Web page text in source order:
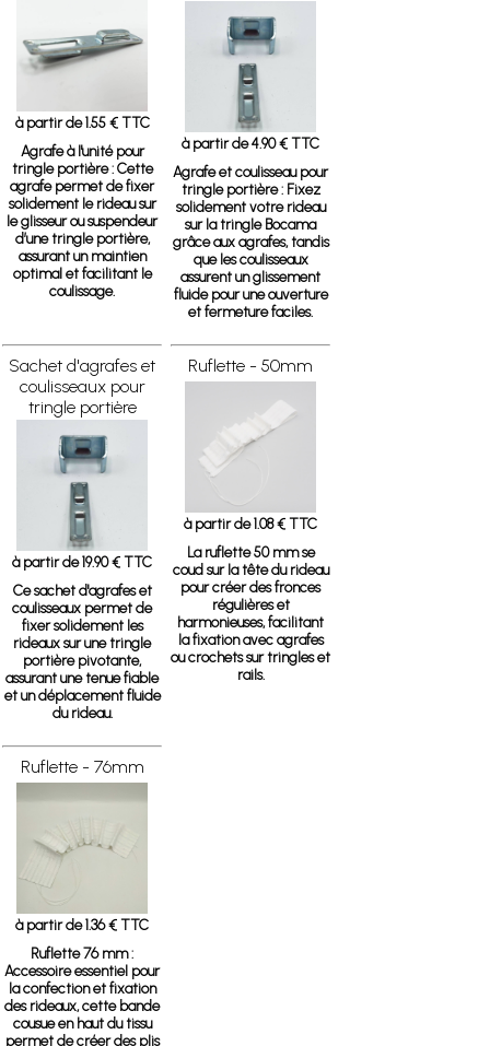
à partir de 1.55 € TTC
Agrafe à l'unité pour
tringle portière :Cette
agrafe permet de fixer
solidement le rideau sur
le glisseur ou suspendeur
d’une tringle portière,
assurant un maintien
optimal et facilitant le
coulissage.
à partir de 4.90 € TTC
Agrafe et coulisseau pour
tringle portière :Fixez
solidement votre rideau
sur la tringle Bocama
grâce aux agrafes, tandis
que les coulisseaux
assurent un glissement
fluide pour une ouverture
et fermeture faciles.
Sachet d'agrafes et
coulisseaux pour
tringle portière
à partir de 19.90 € TTC
Ce sachet d'agrafes et
coulisseaux permet de
fixer solidement les
rideaux sur une tringle
portière pivotante,
assurant une tenue fiable
et un déplacement fluide
du rideau.
Ruflette - 50mm
à partir de 1.08 € TTC
La ruflette 50 mm se
coud sur la tête du rideau
pour créer des fronces
régulières et
harmonieuses, facilitant
la fixation avec agrafes
ou crochets sur tringles et
rails.
Ruflette - 76mm
à partir de 1.36 € TTC
Ruflette 76 mm :
Accessoire essentiel pour
la confection et fixation
des rideaux, cette bande
cousue en haut du tissu
permet de créer des plis